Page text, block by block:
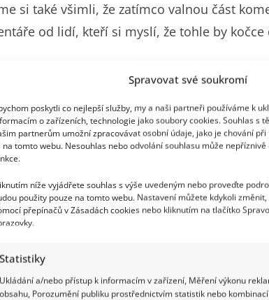
Spravovat své soukromí
poskytli co nejlepší služby, my a naši partneři používáme k
o zařízeních, technologie jako soubory cookies. Souhlas s
partnerům umožní zpracovávat osobní údaje, jako je chování
na tomto webu. Nesouhlas nebo odvolání souhlasu může
níže vyjádřete souhlas s výše uvedeným nebo proveďte
použity pouze na tomto webu. Nastavení můžete kdykoli
přepínačů v Zásadách cookies nebo kliknutím na tlačítko
Statistiky
Ukládání a/nebo přístup k informacím v zařízení, Měření výkonu
obsahu, Porozumění publiku prostřednictvím statistik nebo
si také všimli, že zatímco valnou část
od lidí, kteří si myslí, že tohle by kočce
tohle bude kocour milovat
sítích Ringo Čecha a objevuje se v
fanoušci mohli pobavit nad videem, kdy
že spolu začnou chodit na
bude milovat. Pane Čech, nezbavíte se ho.
videu, s jakou odcházel z obchodu.